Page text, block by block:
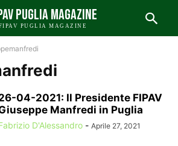
PUGLIA MAGAZINE
PUGLIA MAGAZINE
04-2021: Il Presidente FIPAV
Manfredi in Puglia
D'Alessandro - Aprile 27, 2021